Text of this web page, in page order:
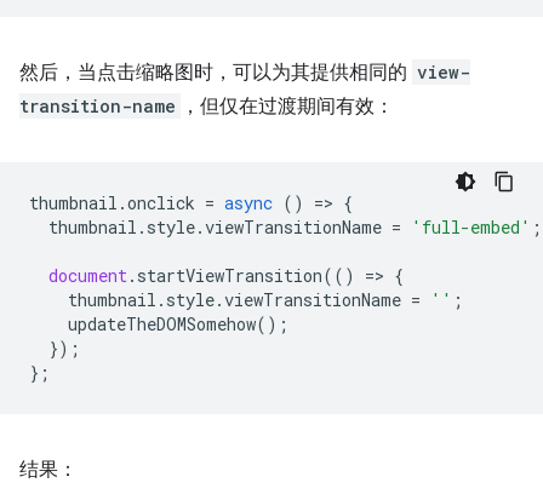
然后，当点击缩略图时，可以为其提供相同的 view-
transition-name
，但仅在过渡期间有效：
thumbnail .onclick = async () => {
thumbnail . style.viewTransitionName = 'full-embed' ;
document. startViewTransition(() => {
thumbnail . style.viewTransitionName = '' ;
updateTheDOMSomehow();
});
};
结果：